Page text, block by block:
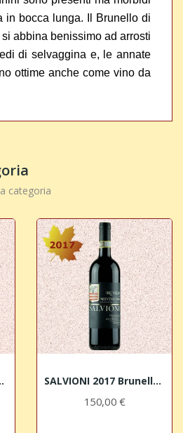
in bocca lunga. Il Brunello di
abbina benissimo ad arrosti
di selvaggina e, le annate
ottime anche come vino da
categoria
DOCG SALVIONI 2017 Brunello di Montalcino DOCG
150,00 €